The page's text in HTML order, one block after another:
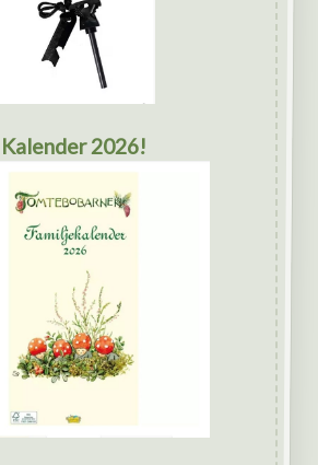
Kalender 2026!